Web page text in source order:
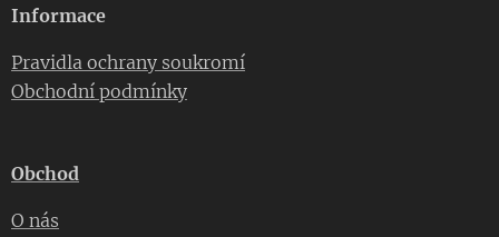
Informace
Pravidla ochrany soukromí
Obchodní podmínky
Obchod
O nás